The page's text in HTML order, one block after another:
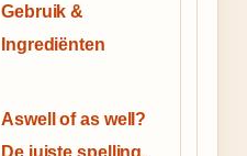
Gebruik &
Ingrediënten
Aswell of as well?
De juiste spelling,